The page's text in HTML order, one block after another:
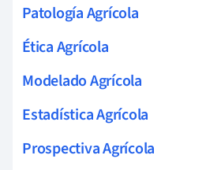
Patología Agrícola
Ética Agrícola
Modelado Agrícola
Estadística Agrícola
Prospectiva Agrícola